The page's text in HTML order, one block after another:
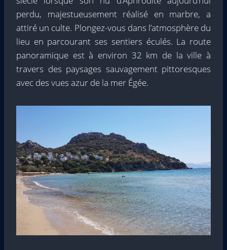
perdu, majestueusement réalisé en marbre, a
attiré un culte. Plongez-vous dans l’atmosphère du
lieu en parcourant ses sentiers éculés. La route
panoramique est à environ 32 km de la ville à
travers des paysages sauvagement pittoresques
avec des vues azur de la mer Égée.